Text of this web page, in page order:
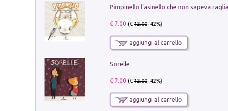
Pimpinello l'asinello che non sapeva
€ 7.00 (€12.00- 42%)
aggiungi al carrello
Sorelle
€ 7.00 (€12.00- 42%)
aggiungi al carrello